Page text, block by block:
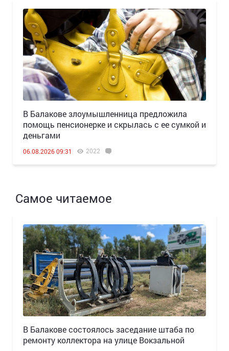
В Балакове злоумышленница предложила
помощь пенсионерке и скрылась с ее сумкой и
деньгами
06.08.2026 09:31 2022
Самое читаемое
В Балакове состоялось заседание штаба по
ремонту коллектора на улице Вокзальной